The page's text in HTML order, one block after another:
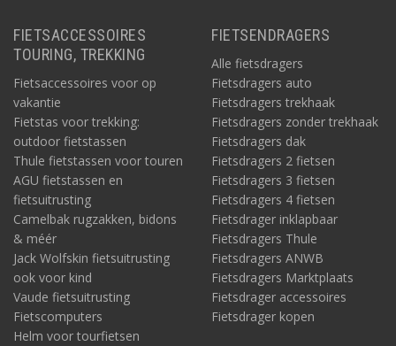
FIETSACCESSOIRES
TOURING, TREKKING
Fietsaccessoires voor op
vakantie
Fietstas voor trekking:
outdoor fietstassen
Thule fietstassen voor touren
AGU fietstassen en
fietsuitrusting
Camelbak rugzakken, bidons
& méér
Jack Wolfskin fietsuitrusting
ook voor kind
Vaude fietsuitrusting
Fietscomputers
Helm voor tourfietsen
FIETSENDRAGERS
Alle fietsdragers
Fietsdragers auto
Fietsdragers trekhaak
Fietsdragers zonder trekhaak
Fietsdragers dak
Fietsdragers 2 fietsen
Fietsdragers 3 fietsen
Fietsdragers 4 fietsen
Fietsdrager inklapbaar
Fietsdragers Thule
Fietsdragers ANWB
Fietsdragers Marktplaats
Fietsdrager accessoires
Fietsdrager kopen